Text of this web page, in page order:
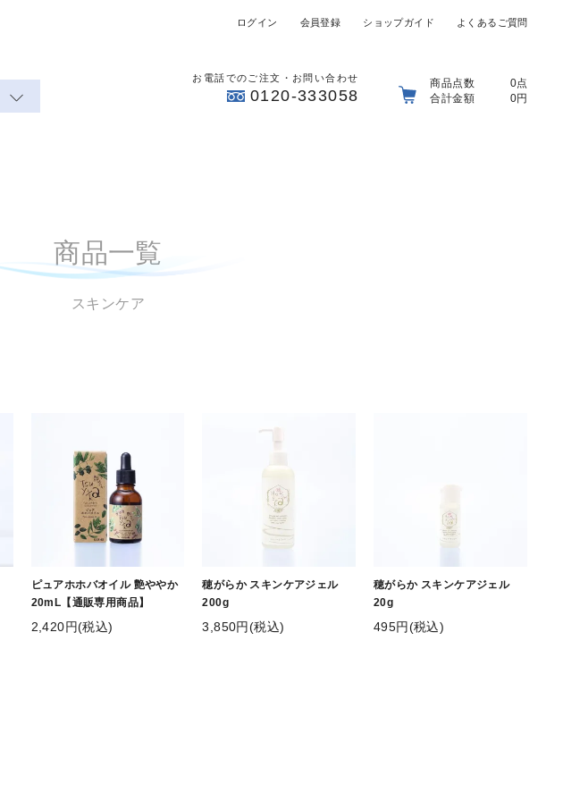
ログイン 会員登録 ショップガイド よくあるご質問
お電話でのご注文・お問い合わせ
0120-333058
商品点数
0点
合計金額
0円
商品一覧
スキンケア
ピュアホホバオイル 艶ややか
20mL【通販専用商品】
2,420円(税込)
穂がらか スキンケアジェル
200g
3,850円(税込)
穂がらか スキンケアジェル
20g
495円(税込)